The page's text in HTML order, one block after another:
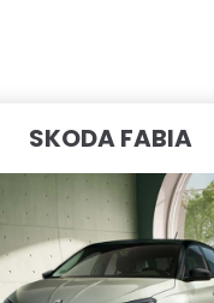
SKODA FABIA